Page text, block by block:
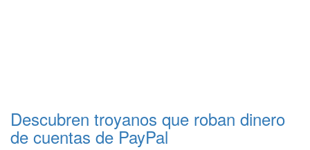
Descubren troyanos que roban dinero
de cuentas de PayPal